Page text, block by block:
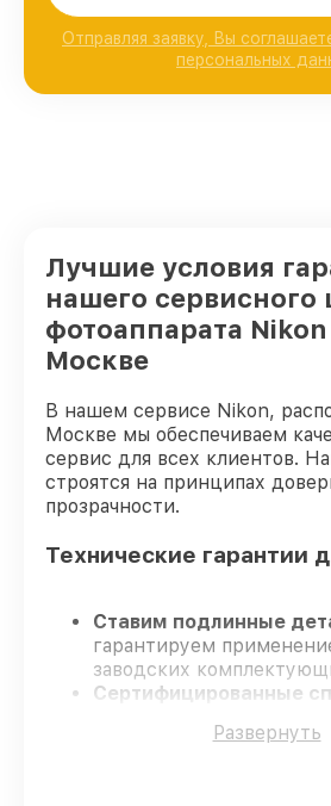
Отправляя заявку, Вы
персональных
Лучшие условия
нашего сервисного
фотоаппарата Nikon
Москве
В нашем сервисе Nikon,
Москве мы обеспечиваем
сервис для всех клиентов.
строятся на принципах
прозрачности.
Технические гарантии
Ставим подлинные
гарантируем
заводских
Сертифицированные
гарантирует качество
Развернуть